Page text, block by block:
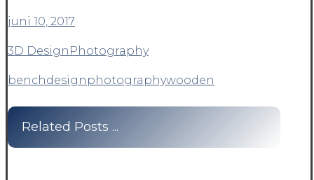
juni 10, 2017
3D Design Photography
benchdesign photographywooden
Related Posts ...